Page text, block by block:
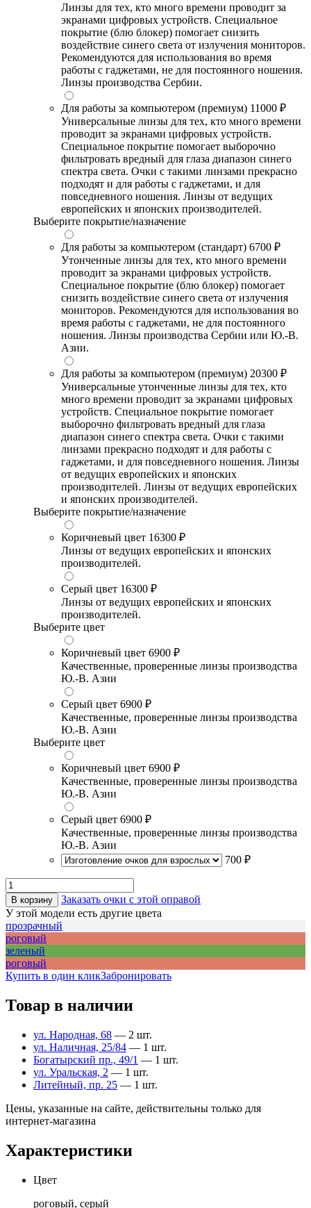
Линзы для тех, кто много времени проводит за
экранами цифровых устройств. Специальное
покрытие (блю блокер) помогает снизить
воздействие синего света от излучения мониторов.
Рекомендуются для использования во время
работы с гаджетами, не для постоянного ношения.
Линзы производства Сербии.
Для работы за компьютером (премиум) 11000 ₽
Универсальные линзы для тех, кто много времени
проводит за экранами цифровых устройств.
Специальное покрытие помогает выборочно
фильтровать вредный для глаза диапазон синего
спектра света. Очки с такими линзами прекрасно
подходят и для работы с гаджетами, и для
повседневного ношения. Линзы от ведущих
европейских и японских производителей.
Выберите покрытие/назначение
Для работы за компьютером (стандарт) 6700 ₽
Утонченные линзы для тех, кто много времени
проводит за экранами цифровых устройств.
Специальное покрытие (блю блокер) помогает
снизить воздействие синего света от излучения
мониторов. Рекомендуются для использования во
время работы с гаджетами, не для постоянного
ношения. Линзы производства Сербии или Ю.-В.
Азии.
Для работы за компьютером (премиум) 20300 ₽
Универсальные утонченные линзы для тех, кто
много времени проводит за экранами цифровых
устройств. Специальное покрытие помогает
выборочно фильтровать вредный для глаза
диапазон синего спектра света. Очки с такими
линзами прекрасно подходят и для работы с
гаджетами, и для повседневного ношения. Линзы
от ведущих европейских и японских
производителей. Линзы от ведущих европейских
и японских производителей.
Выберите покрытие/назначение
Коричневый цвет 16300 ₽
Линзы от ведущих европейских и японских
производителей.
Серый цвет 16300 ₽
Линзы от ведущих европейских и японских
производителей.
Выберите цвет
Коричневый цвет 6900 ₽
Качественные, проверенные линзы производства
Ю.-В. Азии
Серый цвет 6900 ₽
Качественные, проверенные линзы производства
Ю.-В. Азии
Выберите цвет
Коричневый цвет 6900 ₽
Качественные, проверенные линзы производства
Ю.-В. Азии
Серый цвет 6900 ₽
Качественные, проверенные линзы производства
Ю.-В. Азии
700 ₽
В корзину
Заказать очки с этой оправой
У этой модели есть другие цвета
прозрачный
роговый
зеленый
роговый
Купить в один кликЗабронировать
Товар в наличии
ул. Народная, 68 — 2 шт.
ул. Наличная, 25/84 — 1 шт.
Богатырский пр., 49/1 — 1 шт.
ул. Уральская, 2 — 1 шт.
Литейный, пр. 25 — 1 шт.
Цены, указанные на сайте, действительны только для
интернет-магазина
Характеристики
Цвет
роговый, серый